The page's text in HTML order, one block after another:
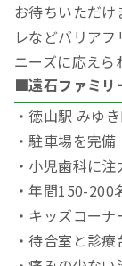
お待ちいただ
レなどバリア
ニーズに応えら
■遠石ファミリ
・徳山駅 みゆ
・駐車場を完備
・小児歯科に注
・年間150-200
・キッズコー
・待合室と診